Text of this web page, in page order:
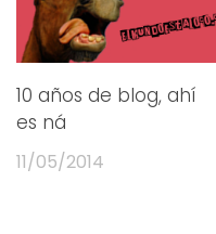
10 años de blog, ahí
es ná
11/05/2014